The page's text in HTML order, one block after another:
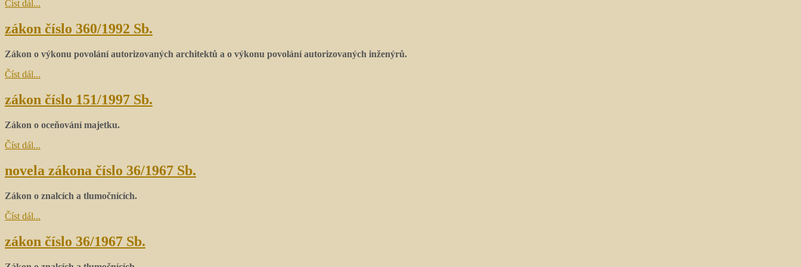
Číst dál...
zákon číslo 360/1992 Sb.
Zákon o výkonu povolání autorizovaných architektů a o výkonu povolání autorizovaných inženýrů.
Číst dál...
zákon číslo 151/1997 Sb.
Zákon o oceňování majetku.
Číst dál...
novela zákona číslo 36/1967 Sb.
Zákon o znalcích a tlumočnících.
Číst dál...
zákon číslo 36/1967 Sb.